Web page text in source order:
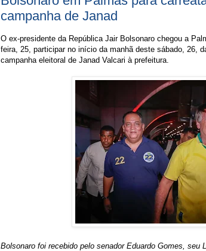
campanha de Janad
O ex-presidente da República Jair Bolsonaro chegou a
feira, 25, participar no início da manhã deste sábado, 26,
campanha eleitoral de Janad Valcari à prefeitura.
Bolsonaro foi recebido pelo senador Eduardo Gomes, seu